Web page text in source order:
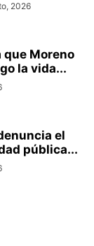
2026
que Moreno
la vida...
el
pública...